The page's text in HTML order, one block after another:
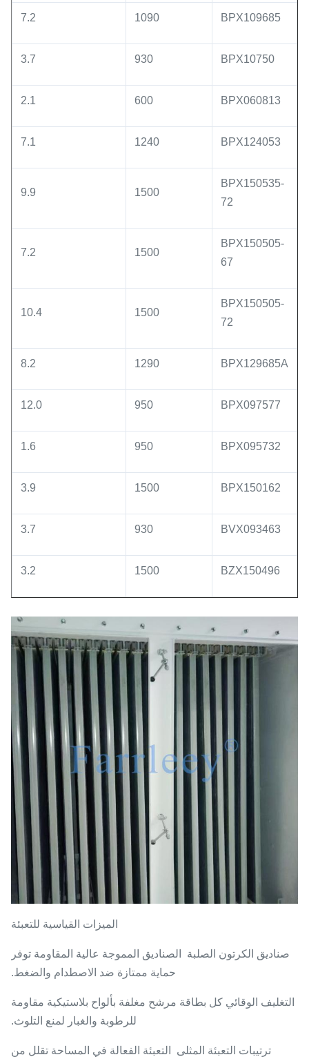
BPX109685
1090
7.2
BPX10750
930
3.7
BPX060813
600
2.1
BPX124053
1240
7.1
BPX150535-
72
1500
9.9
BPX150505-
67
1500
7.2
BPX150505-
72
1500
10.4
BPX129685A
1290
8.2
BPX097577
950
12.0
BPX095732
950
1.6
BPX150162
1500
3.9
BVX093463
930
3.7
BZX150496
1500
3.2
الميزات القياسية للتعبئة
صناديق الكرتون الصلبة ‬ الصناديق المموجة عالية المقاومة توفر
حماية ممتازة ضد الاصطدام والضغط.
التغليف الوقائي كل بطاقة مرشح مغلفة بألواح بلاستيكية مقاومة
للرطوبة والغبار لمنع التلوث.
ترتيبات التعبئة المثلى ‬ التعبئة الفعالة في المساحة تقلل من